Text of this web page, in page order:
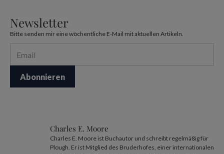
Newsletter
Bitte senden mir eine wöchentliche E-Mail mit aktuellen Artikeln.
Charles E. Moore
Charles E. Moore ist Buchautor und schreibt regelmäßig für
Plough. Er ist Mitglied des Bruderhofes, einer internationalen